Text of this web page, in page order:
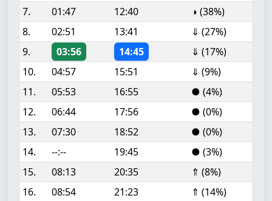
7.
01:47 12:40
◑ (38%)
8.
02:51 13:41
⇓ (27%)
9.
03:56 14:45
⇓ (17%)
10.
04:57 15:51
⇓ (9%)
11.
05:53 16:55
● (4%)
12.
06:44 17:56
● (0%)
13.
07:30 18:52
● (0%)
14.
--:-- 19:45
● (3%)
15.
08:13 20:35
⇑ (8%)
16.
08:54 21:23
⇑ (14%)